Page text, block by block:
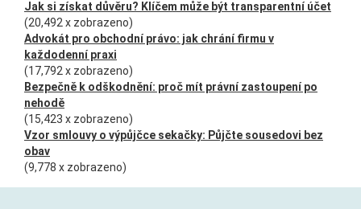
Jak si získat důvěru? Klíčem může být transparentní účet
(20,492 x zobrazeno)
Advokát pro obchodní právo: jak chrání firmu v
každodenní praxi
(17,792 x zobrazeno)
Bezpečně k odškodnění: proč mít právní zastoupení po
nehodě
(15,423 x zobrazeno)
Vzor smlouvy o výpůjčce sekačky: Půjčte sousedovi bez
obav
(9,778 x zobrazeno)